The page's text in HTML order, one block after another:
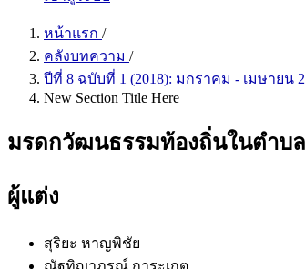
หน้าแรก /
คลังบทความ /
ปีที่ 8 ฉบับที่ 1 (2018): มกราคม - เมษายน
New Section Title Here
มรดกวัฒนธรรมท้องถิ่นในตำบ
ผู้แต่ง
สุริยะ หาญพิชัย
ณัฐทิญาภรณ์ การะเกตุ